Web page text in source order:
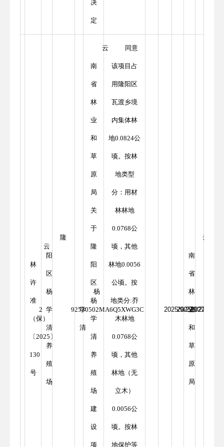
决
定
2
云
林
许
准
（保）
〔2025〕
130
号
隆
阳
区
杨
学
清
养
殖
场
92530502MA6Q5XWG3C
杨
学
清
云
南
省
林
业
和
草
原
局
关
于
隆
阳
区
杨
学
清
养
殖
场
建
设
项
同意
该项目占
用隆阳区
瓦渡乡境
内集体林
地0.0824公
顷。按林
地类型
分：用材
林林地
0.0768公
顷，其他
林地0.0056
公顷。按
地类分:乔
木林地
0.0768公
顷，其他
林地（无
立木）
0.0056公
顷。按林
地保护等
2025/9/22
2025/9/22
2027/9/22
云
南
省
林
业
和
草
原
局